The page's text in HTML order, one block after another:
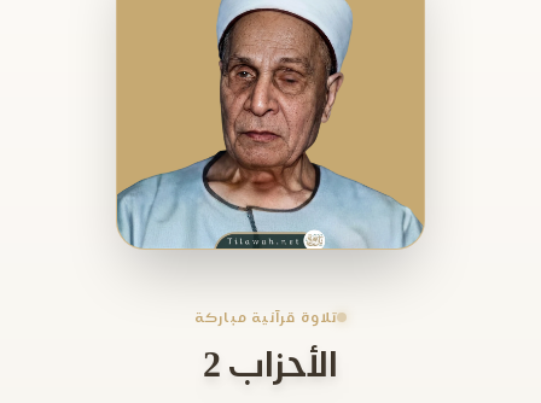
تلاوة قرآنية مباركة
الأحزاب 2